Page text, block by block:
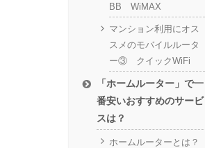
BB WiMAX
マンション利用にオス
スメのモバイルルータ
ー③ クイックWiFi
「ホームルーター」で一
番安いおすすめのサービ
スは？
ホームルーターとは？